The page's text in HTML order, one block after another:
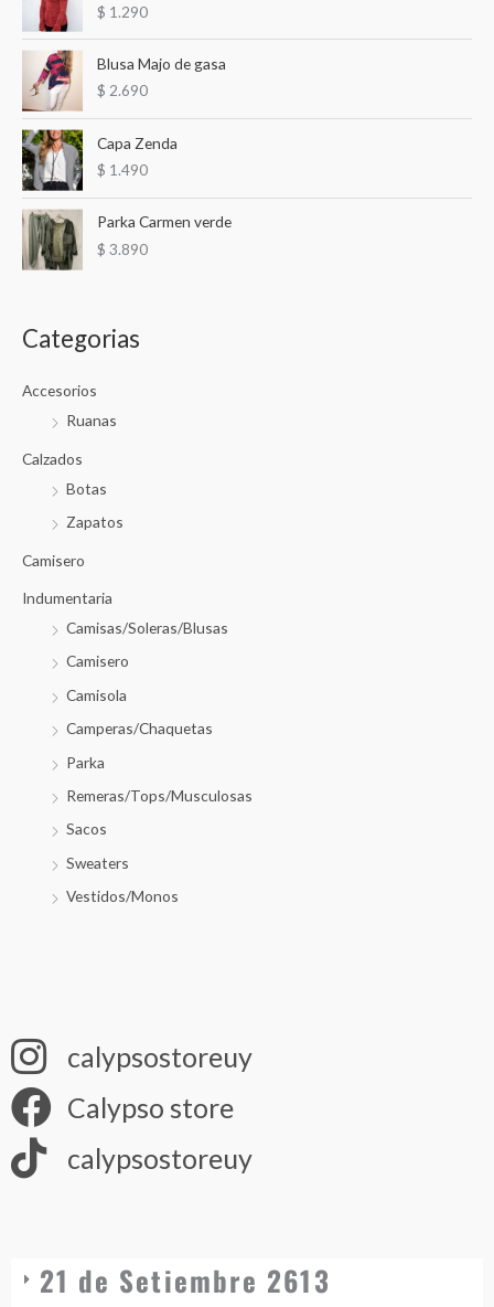
o
:
$ 1.290
Blusa Majo de gasa
$ 2.690
Capa Zenda
$ 1.490
Parka Carmen verde
$ 3.890
Categorias
Accesorios
Ruanas
Calzados
Botas
Zapatos
Camisero
Indumentaria
Camisas/Soleras/Blusas
Camisero
Camisola
Camperas/Chaquetas
Parka
Remeras/Tops/Musculosas
Sacos
Sweaters
Vestidos/Monos
calypsostoreuy
Calypso store
calypsostoreuy
21 de Setiembre 2613